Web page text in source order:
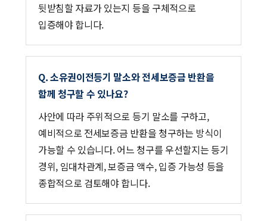
뒷받침할 자료가 있는지 등을 구체적으로
입증해야 합니다.
Q. 소유권이전등기 말소와 전세보증금 반환을
함께 청구할 수 있나요?
사안에 따라 주위적으로 등기 말소를 구하고,
예비적으로 전세보증금 반환을 청구하는 방식이
가능할 수 있습니다. 어느 청구를 우선할지는 등기
경위, 임대차관계, 보증금 액수, 입증 가능성 등을
종합적으로 검토해야 합니다.